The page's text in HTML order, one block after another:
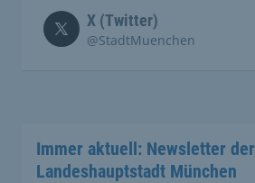
X (Twitter)
@StadtMuenchen
Immer aktuell: Newsletter der
Landeshauptstadt München